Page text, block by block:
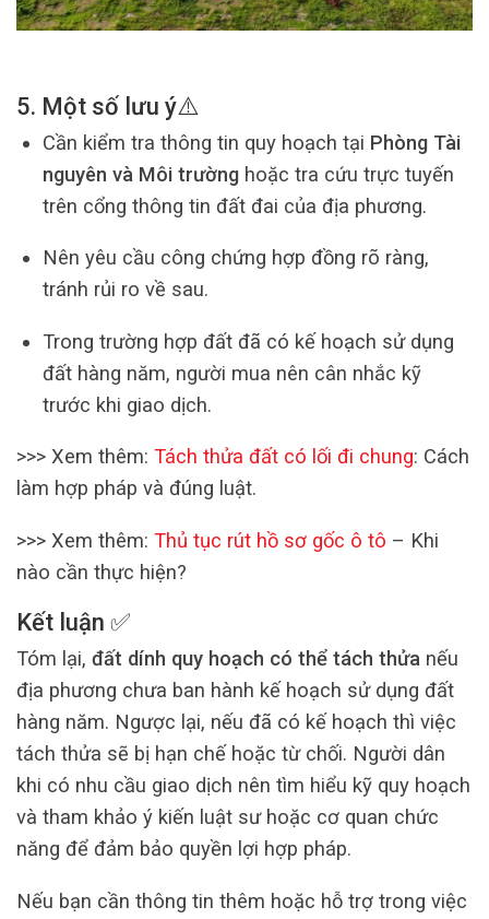
5. Một số lưu ý⚠️
Cần kiểm tra thông tin quy hoạch tại Phòng Tài
nguyên và Môi trườnghoặc tra cứu trực tuyến
trên cổng thông tin đất đai của địa phương.
Nên yêu cầu công chứng hợp đồng rõ ràng,
tránh rủi ro về sau.
Trong trường hợp đất đã có kế hoạch sử dụng
đất hàng năm, người mua nên cân nhắc kỹ
trước khi giao dịch.
>>> Xem thêm: Tách thửa đất có lối đi chung: Cách
làm hợp pháp và đúng luật.
>>> Xem thêm: Thủ tục rút hồ sơ gốc ô tô – Khi
nào cần thực hiện?
Kết luận ✅
Tóm lại, đất dính quy hoạch có thể tách thửa nếu
địa phương chưa ban hành kế hoạch sử dụng đất
hàng năm. Ngược lại, nếu đã có kế hoạch thì việc
tách thửa sẽ bị hạn chế hoặc từ chối. Người dân
khi có nhu cầu giao dịch nên tìm hiểu kỹ quy hoạch
và tham khảo ý kiến luật sư hoặc cơ quan chức
năng để đảm bảo quyền lợi hợp pháp.
Nếu bạn cần thông tin thêm hoặc hỗ trợ trong việc